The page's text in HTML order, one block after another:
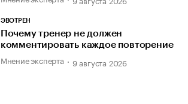
ЭВОТРЕН
Почему тренер не должен
комментировать каждое повторение
Мнение эксперта 9 августа 2026